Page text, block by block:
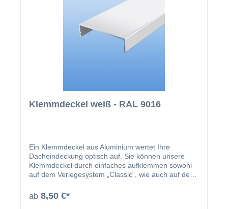
Klemmdeckel weiß - RAL 9016
Ein Klemmdeckel aus Aluminium wertet Ihre
Dacheindeckung optisch auf. Sie können unsere
Klemmdeckel durch einfaches aufklemmen sowohl
auf dem Verlegesystem „Classic“, wie auch auf dem
montiert, harmoniert der Klemmdeckel nicht nur
farblich mit Ihren restlichen Profilleisten, sondern
ab 8,50 €*